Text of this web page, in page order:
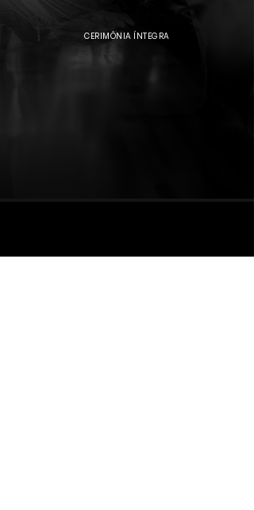
CERIMÔNIA ÍNTEGRA